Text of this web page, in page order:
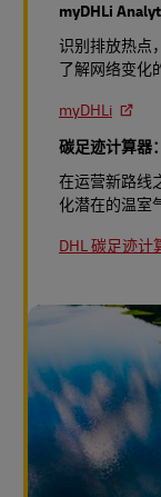
myDHLi
识别排放热点
了解网络变化
myDHLi
碳足迹计算器：
在运营新路线
化潜在的温室
DHL 碳足迹计